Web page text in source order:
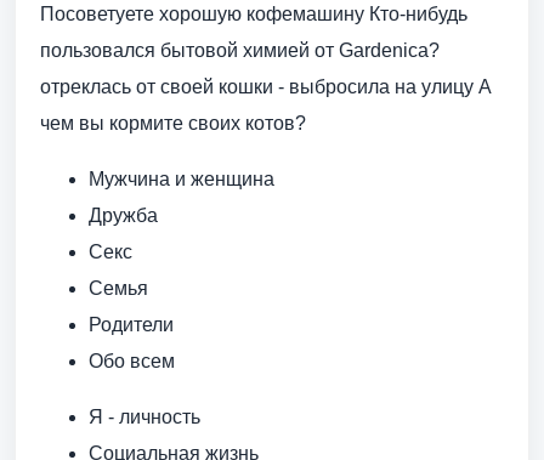
Посоветуете хорошую кофемашину Кто-нибудь
пользовался бытовой химией от Gardenica?
отреклась от своей кошки - выбросила на улицу А
чем вы кормите своих котов?
Мужчина и женщина
Дружба
Секс
Семья
Родители
Обо всем
Я - личность
Социальная жизнь